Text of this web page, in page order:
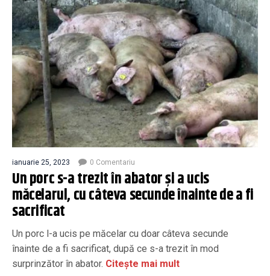
ianuarie 25, 2023 0 Comentariu
Un porc s-a trezit în abator și a ucis
măcelarul, cu câteva secunde înainte de a fi
sacrificat
Un porc l-a ucis pe măcelar cu doar câteva secunde
înainte de a fi sacrificat, după ce s-a trezit în mod
surprinzător în abator. Citește mai mult